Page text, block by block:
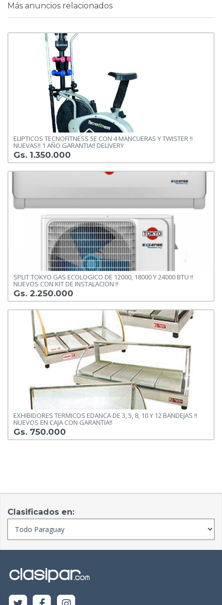
Más anuncios relacionados
ELIPTICOS TECNOFITNESS 5E CON 4 MANCUERAS Y TWISTER !!
NUEVAS!! 1 AÑO GARANTIA!! DELIVERY
Gs. 1.350.000
SPLIT TOKYO GAS ECOLOGICO DE 12000, 18000 Y 24000 BTU !!
NUEVOS CON KIT DE INSTALACION !!
Gs. 2.250.000
EXHIBIDORES TERMICOS EDANCA DE 3, 5, 8, 10 Y 12 BANDEJAS !!
NUEVOS EN CAJA CON GARANTIA!!
Gs. 750.000
Clasificados en: